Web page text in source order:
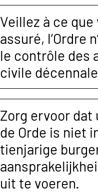
Veillez à ce
assuré, l’Ordre
le contrôle des
civile
Zorg ervoor
de Orde is niet
tienjarige
uit te voeren.